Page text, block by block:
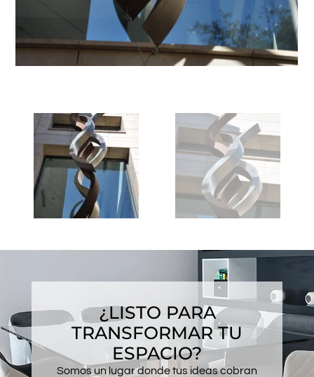
¿LISTO PARA
TRANSFORMAR TU
ESPACIO?
Somos un lugar donde tus ideas cobran